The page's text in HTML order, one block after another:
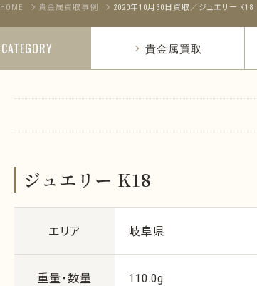
HOME 貴金属買取事例 2020年10月30日買取／ジュエリー K18
CATEGORY 貴金属買取
ジュエリー K18
エリア 岐阜県
重量・数量 110.0g